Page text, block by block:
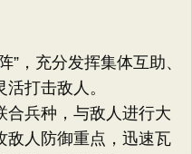
充分发挥集体互助、
打击敌人。
兵种，与敌人进行大
敌人防御重点，迅速瓦